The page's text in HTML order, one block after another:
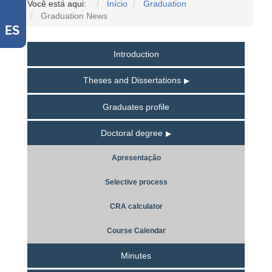
ES
Você está aqui: Início
Graduation
Graduation News
Introduction
Theses and Dissertations
Graduates profile
Doctoral degree
Apresentação
Selective process
CRA calculator
Course Calendar
Minutes